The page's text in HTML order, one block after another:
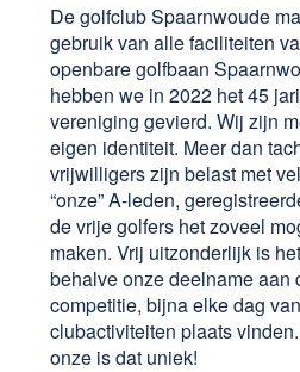
De golfclub Spaarnwoude
gebruik van alle faciliteiten
openbare golfbaan
hebben we in 2022 het 45
vereniging gevierd. Wij zijn
eigen identiteit. Meer dan
vrijwilligers zijn belast met
“onze” A-leden,
de vrije golfers het zoveel
maken. Vrij uitzonderlijk is
behalve onze deelname aan
competitie, bijna elke dag
clubactiviteiten plaats
onze is dat uniek!